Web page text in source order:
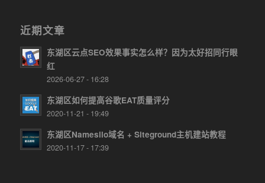
近期文章
东湖区云点SEO效果事实怎么样？因为太好招同行眼
红
2026-06-27 - 16:28
东湖区如何提高谷歌EAT质量评分
2020-11-21 - 19:49
东湖区Namesilo域名 + Siteground主机建站教程
2020-11-17 - 17:39